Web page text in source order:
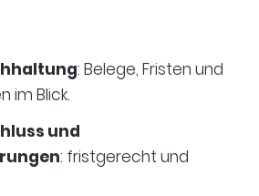
: Belege, Fristen und
im Blick.
und
: fristgerecht und